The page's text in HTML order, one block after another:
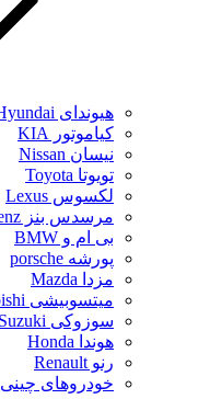
هیوندای Hyundai
کیاموتور KIA
نیسان Nissan
تویوتا Toyota
لکسوس Lexus
مرسدس بنز Benz
بی ام و BMW
پورشه porsche
مزدا Mazda
میتسوبیشی Mitsubishi
سوزوکی Suzuki
هوندا Honda
رنو Renault
خودروهای چینی